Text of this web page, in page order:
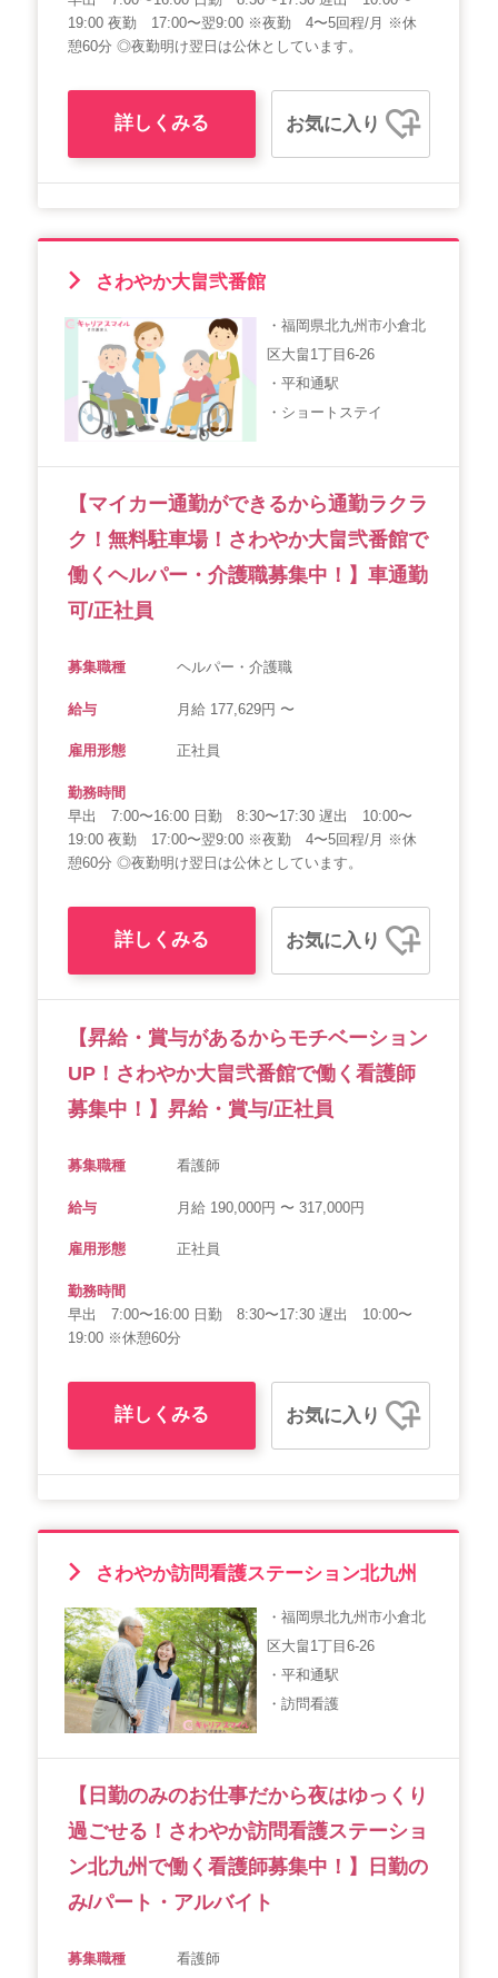
19:00 夜勤 17:00〜翌9:00 ※夜勤 4〜5回程/月 ※休
憩60分 ◎夜勤明け翌日は公休としています。
詳しくみる お気に入り
さわやか大畠弐番館
・福岡県北九州市小倉北
区大畠1丁目6-26
・平和通駅
・ショートステイ
【マイカー通勤ができるから通勤ラクラ
ク！無料駐車場！さわやか大畠弐番館で
働くヘルパー・介護職募集中！】車通勤
可/正社員
募集職種 ヘルパー・介護職
給与 月給 177,629円 〜
雇用形態 正社員
勤務時間
早出 7:00〜16:00 日勤 8:30〜17:30 遅出 10:00〜
19:00 夜勤 17:00〜翌9:00 ※夜勤 4〜5回程/月 ※休
憩60分 ◎夜勤明け翌日は公休としています。
詳しくみる お気に入り
【昇給・賞与があるからモチベーション
UP！さわやか大畠弐番館で働く看護師
募集中！】昇給・賞与/正社員
募集職種 看護師
給与 月給 190,000円 〜 317,000円
雇用形態 正社員
勤務時間
早出 7:00〜16:00 日勤 8:30〜17:30 遅出 10:00〜
19:00 ※休憩60分
詳しくみる お気に入り
さわやか訪問看護ステーション北九州
・福岡県北九州市小倉北
区大畠1丁目6-26
・平和通駅
・訪問看護
【日勤のみのお仕事だから夜はゆっくり
過ごせる！さわやか訪問看護ステーショ
ン北九州で働く看護師募集中！】日勤の
み/パート・アルバイト
募集職種 看護師